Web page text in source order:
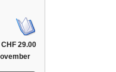
CHF 29.00